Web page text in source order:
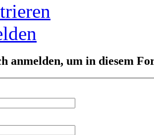
anmelden, um in diesem